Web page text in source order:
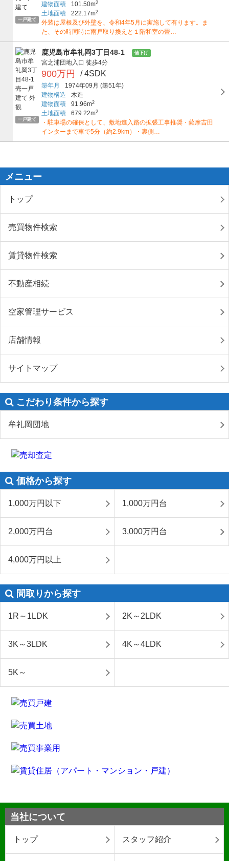
一戸建て
建物面積
101.50m2
土地面積 222.17m2
外装は屋根及び外壁を、令和4年5月に実施して有ります。ま
た、その時同時に雨戸取り換えと１階和室の畳…
一戸建て
鹿児島市牟礼岡3丁目48-1 値下げ
宮之浦団地入口 徒歩4分
900万円 / 4SDK
築年月 1974年09月 (築51年)
建物構造
木造
建物面積
91.96m2
土地面積 679.22m2
・駐車場の確保として、敷地進入路の拡張工事推奨・薩摩吉田
インターまで車で5分（約2.9km）・裏側…
メニュー
トップ
売買物件検索
賃貸物件検索
不動産相続
空家管理サービス
店舗情報
サイトマップ
こだわり条件から探す
牟礼岡団地
価格から探す
1,000万円以下 1,000万円台
2,000万円台 3,000万円台
4,000万円以上
間取りから探す
1R～1LDK 2K～2LDK
3K～3LDK 4K～4LDK
5K～
当社について
トップ スタッフ紹介